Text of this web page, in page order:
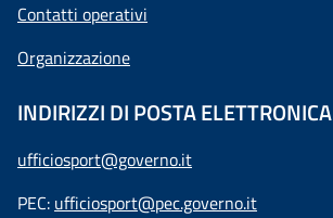
Contatti operativi
Organizzazione
INDIRIZZI DI POSTA ELETTRONICA
ufficiosport@governo.it
PEC: ufficiosport@pec.governo.it